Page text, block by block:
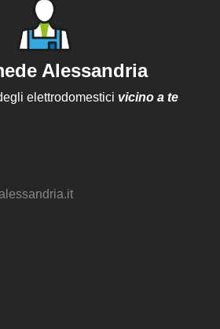
Alessandria
elettrodomestici vicino a te